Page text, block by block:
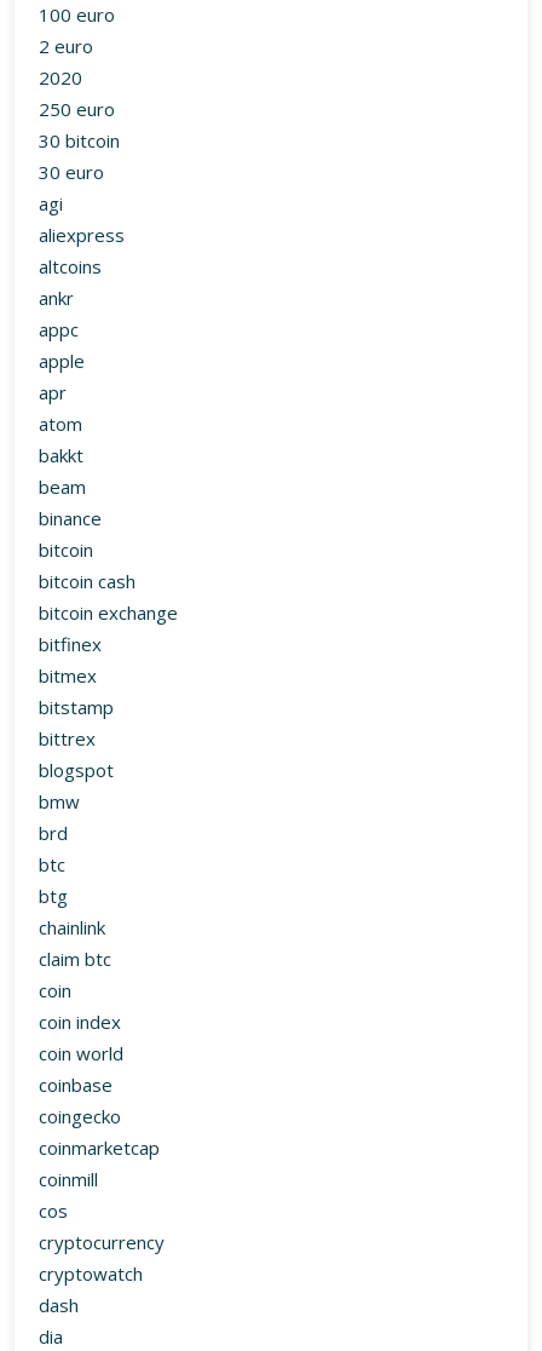
100 euro
2 euro
2020
250 euro
30 bitcoin
30 euro
agi
aliexpress
altcoins
ankr
appc
apple
apr
atom
bakkt
beam
binance
bitcoin
bitcoin cash
bitcoin exchange
bitfinex
bitmex
bitstamp
bittrex
blogspot
bmw
brd
btc
btg
chainlink
claim btc
coin
coin index
coin world
coinbase
coingecko
coinmarketcap
coinmill
cos
cryptocurrency
cryptowatch
dash
dia